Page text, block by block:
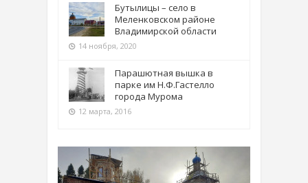
Бутылицы – село в
Меленковском районе
Владимирской области
14 ноября, 2020
Парашютная вышка в
парке им Н.Ф.Гастелло
города Мурома
12 марта, 2016